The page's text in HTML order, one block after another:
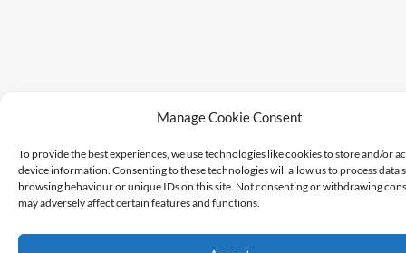
Manage Cookie Consent
To provide the best experiences, we use technologies like cookies to store and/or
device information. Consenting to these technologies will allow us to process data
browsing behaviour or unique IDs on this site. Not consenting or withdrawing
may adversely affect certain features and functions.